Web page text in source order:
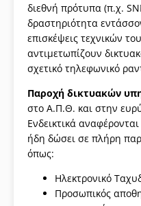
διεθνή πρότυπα (π.χ.
δραστηριότητα
επισκέψεις τεχνικών
αντιμετωπίζουν
σχετικό τηλεφωνικό
Παροχή δικτυακών
στο Α.Π.Θ. και στην
Ενδεικτικά
ήδη δώσει σε πλήρη
όπως:
Ηλεκτρονικό
Προσωπικός